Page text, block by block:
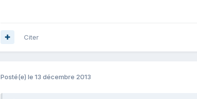
Citer
Posté(e) le 13 décembre 2013